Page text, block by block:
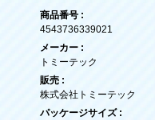
商品番号 :
4543736339021
メーカー :
トミーテック
販売 :
株式会社トミーテック
パッケージサイズ :